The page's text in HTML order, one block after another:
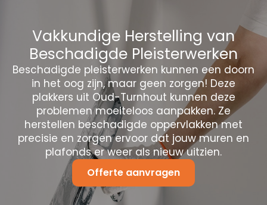
Vakkundige Herstelling van
Beschadigde Pleisterwerken
Beschadigde pleisterwerken kunnen een doorn
in het oog zijn, maar geen zorgen! Deze
plakkers uit Oud-Turnhout kunnen deze
problemen moeiteloos aanpakken. Ze
herstellen beschadigde oppervlakken met
precisie en zorgen ervoor dat jouw muren en
plafonds er weer als nieuw uitzien.
Offerte aanvragen